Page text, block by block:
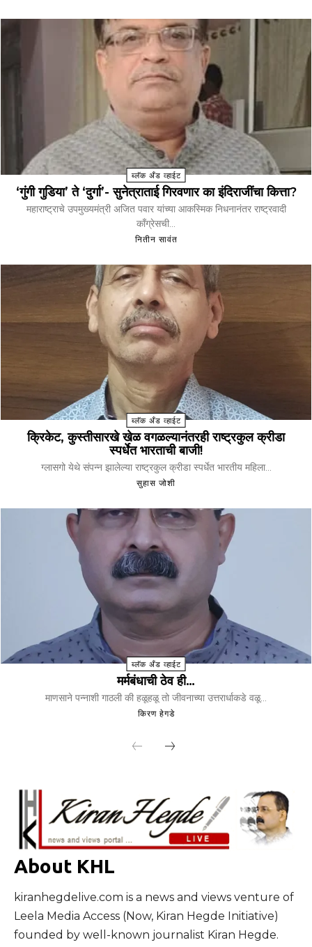
ब्लॅक अँड व्हाईट
‘गुंगी गुडिया’ ते ‘दुर्गा’- सुनेत्राताई गिरवणार का इंदिराजींचा कित्ता?
महाराष्ट्राचे उपमुख्यमंत्री अजित पवार यांच्या आकस्मिक निधनानंतर राष्ट्रवादी
काँग्रेसची...
नितीन सावंत
ब्लॅक अँड व्हाईट
क्रिकेट, कुस्तीसारखे खेळ वगळल्यानंतरही राष्ट्रकुल क्रीडा
स्पर्धेत भारताची बाजी!
ग्लासगो येथे संपन्न झालेल्या राष्ट्रकुल क्रीडा स्पर्धेत भारतीय महिला...
सुहास जोशी
ब्लॅक अँड व्हाईट
मर्मबंधाची ठेव ही…
माणसाने पन्नाशी गाठली की हळूहळू तो जीवनाच्या उत्तरार्धाकडे वळू...
किरण हेगडे
About KHL
kiranhegdelive.com is a news and views venture of
Leela Media Access (Now, Kiran Hegde Initiative)
founded by well-known journalist Kiran Hegde.